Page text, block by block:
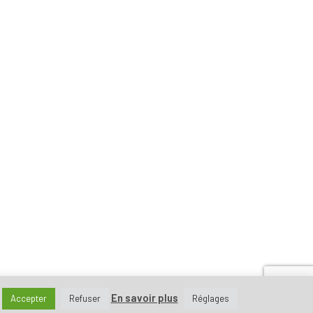
Accepter Refuser En savoir plus Réglages